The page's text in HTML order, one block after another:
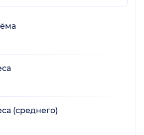
(среднего)